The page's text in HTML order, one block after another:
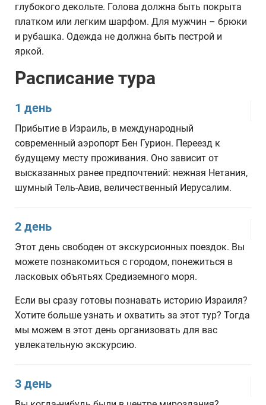
глубокого декольте. Голова должна быть покрыта
платком или легким шарфом. Для мужчин – брюки
и рубашка. Одежда не должна быть пестрой и
яркой.
Расписание тура
1 день
Прибытие в Израиль, в международный
современный аэропорт Бен Гурион. Переезд к
будущему месту проживания. Оно зависит от
высказанных ранее предпочтений: нежная Нетания,
шумный Тель-Авив, величественный Иерусалим.
2 день
Этот день свободен от экскурсионных поездок. Вы
можете познакомиться с городом, понежиться в
ласковых объятьях Средиземного моря.
Если вы сразу готовы познавать историю Израиля?
Хотите больше узнать и охватить за этот тур? Тогда
мы можем в этот день организовать для вас
увлекательную экскурсию.
3 день